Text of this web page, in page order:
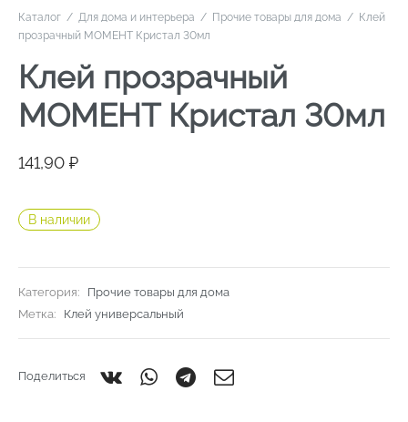
Каталог / Для дома и интерьера / Прочие товары для дома / Клей
прозрачный МОМЕНТ Кристал 30мл
Клей прозрачный
МОМЕНТ Кристал 30мл
141,90 ₽
В наличии
Категория:
Прочие товары для дома
Метка:
Клей универсальный
Поделиться